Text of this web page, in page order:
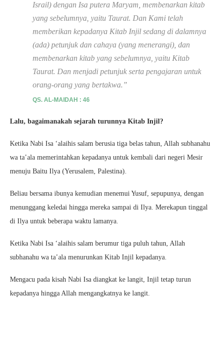
Israil) dengan Isa putera Maryam, membenarkan kitab
yang sebelumnya, yaitu Taurat. Dan Kami telah
memberikan kepadanya Kitab Injil sedang di dalamnya
(ada) petunjuk dan cahaya (yang menerangi), dan
membenarkan kitab yang sebelumnya, yaitu Kitab
Taurat. Dan menjadi petunjuk serta pengajaran untuk
orang-orang yang bertakwa.”
QS. AL-MAIDAH : 46
Lalu, bagaimanakah sejarah turunnya Kitab Injil?
Ketika Nabi Isa ‘alaihis salam berusia tiga belas tahun, Allah subhanahu
wa ta’ala memerintahkan kepadanya untuk kembali dari negeri Mesir
menuju Baitu Ilya (Yerusalem, Palestina).
Beliau bersama ibunya kemudian menemui Yusuf, sepupunya, dengan
menunggang keledai hingga mereka sampai di Ilya. Merekapun tinggal
di Ilya untuk beberapa waktu lamanya.
Ketika Nabi Isa ‘alaihis salam berumur tiga puluh tahun, Allah
subhanahu wa ta’ala menurunkan Kitab Injil kepadanya.
Mengacu pada kisah Nabi Isa diangkat ke langit, Injil tetap turun
kepadanya hingga Allah mengangkatnya ke langit.